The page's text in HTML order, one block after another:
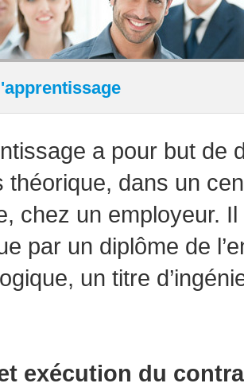
a pour but
théorique, dans un
chez un employeur.
par un diplôme de
un titre
exécution du